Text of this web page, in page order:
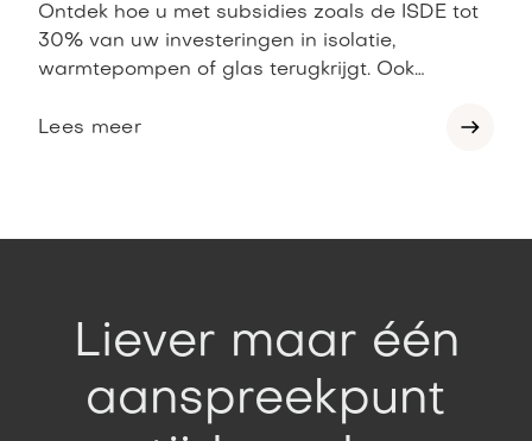
Ontdek hoe u met subsidies zoals de ISDE tot
30% van uw investeringen in isolatie,
warmtepompen of glas terugkrijgt. Ook
zonnepanelen bieden voordeel. Lees onze blog
Lees meer
Liever maar één
aanspreekpunt